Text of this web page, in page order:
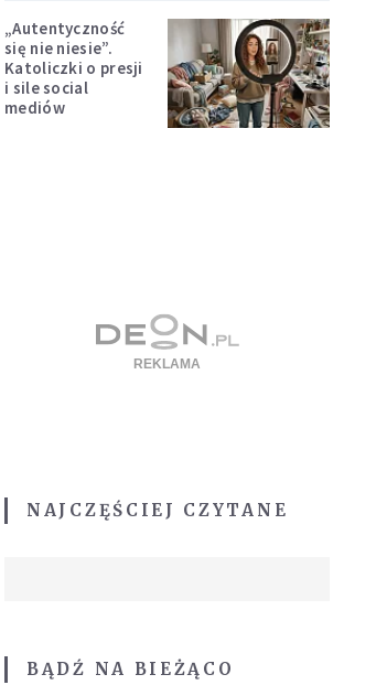
„Autentyczność
się nie niesie”.
Katoliczki o presji
i sile social
mediów
NAJCZĘŚCIEJ CZYTANE
BĄDŹ NA BIEŻĄCO